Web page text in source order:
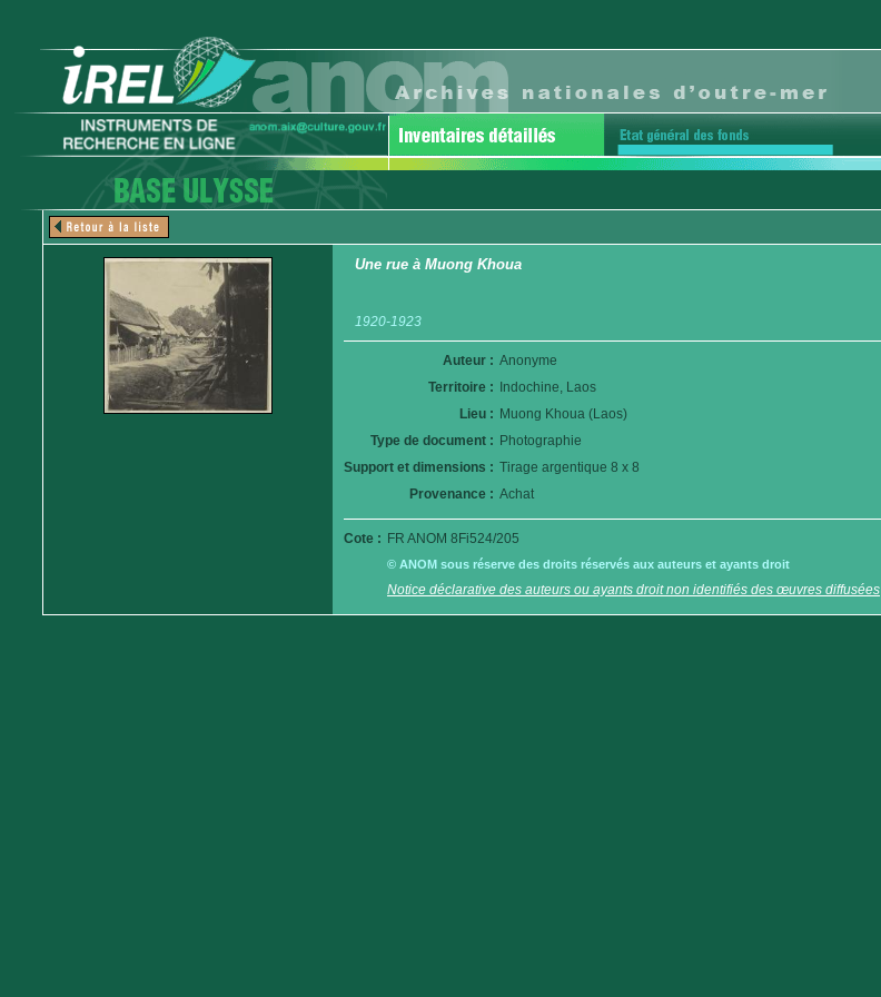
Une rue à Muong Khoua
1920-1923
Auteur : Anonyme
Territoire :
Indochine, Laos
Lieu : Muong Khoua (Laos)
Type de document : Photographie
Support et dimensions : Tirage argentique 8 x 8
Provenance : Achat
Cote : FR ANOM 8Fi524/205
© ANOM sous réserve des droits réservés aux auteurs et ayants droit
Notice déclarative des auteurs ou ayants droit non identifiés des œuvres diffusées